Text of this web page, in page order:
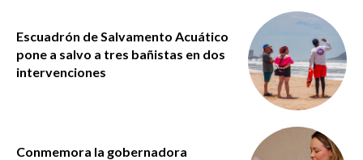
Escuadrón de Salvamento Acuático
pone a salvo a tres bañistas en dos
intervenciones
Conmemora la gobernadora